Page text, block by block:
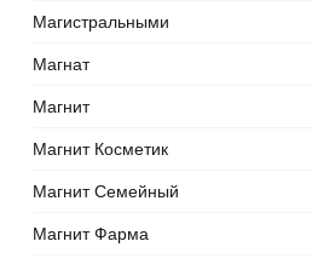
Магистральными
Магнат
Магнит
Магнит Косметик
Магнит Семейный
Магнит Фарма